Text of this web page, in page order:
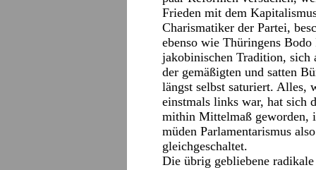
Frieden mit dem
Charismatiker der Partei,
ebenso wie Thüringens
jakobinischen Tradition, sich
der gemäßigten und satten
längst selbst saturiert. Alles,
einstmals links war, hat sich
mithin Mittelmaß geworden,
müden Parlamentarismus
gleichgeschaltet.
Die übrig gebliebene